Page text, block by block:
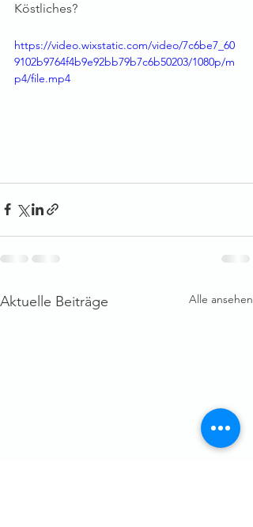
Köstliches?
https://video.wixstatic.com/video/7c6be7_60
9102b9764f4b9e92bb79b7c6b50203/1080p/m
p4/file.mp4
Aktuelle Beiträge Alle ansehen